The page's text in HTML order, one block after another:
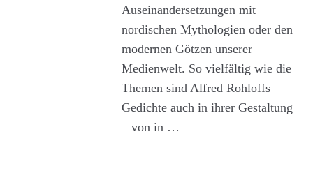
Auseinandersetzungen mit
nordischen Mythologien oder den
modernen Götzen unserer
Medienwelt. So vielfältig wie die
Themen sind Alfred Rohloffs
Gedichte auch in ihrer Gestaltung
– von in …